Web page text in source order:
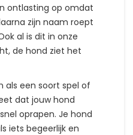
ontlasting op omdat
zijn naam roept
al is dit in onze
de hond ziet het
als een soort spel of
dat jouw hond
oprapen. Je hond
iets begeerlijk en